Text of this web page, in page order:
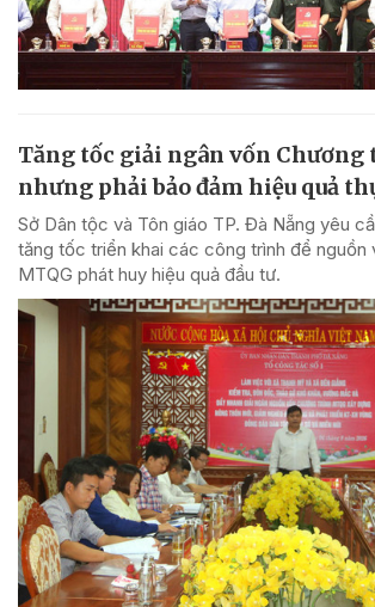
Tăng tốc giải ngân vốn
nhưng phải bảo đảm hiệu quả
Sở Dân tộc và Tôn giáo TP. Đà Nẵng yêu
tăng tốc triển khai các công trình để nguồn
MTQG phát huy hiệu quả đầu tư.